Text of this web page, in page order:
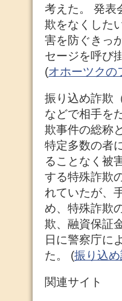
考えた。 発表
欺をなくした
害を防ぐきっ
セージを呼び
(オホーツクの
振り込め詐欺
などで相手を
欺事件の総称
特定多数の者
ることなく被
する特殊詐欺
れていたが、
め、特殊詐欺
欺、融資保証
日に警察庁に
た。 (振り込
関連サイト